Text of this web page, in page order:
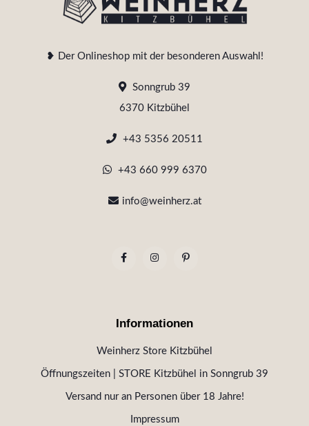
❥ Der Onlineshop mit der besonderen Auswahl!
Sonngrub 39
6370 Kitzbühel
+43 5356 20511
+43 660 999 6370
info@weinherz.at
Informationen
Weinherz Store Kitzbühel
Öffnungszeiten | STORE Kitzbühel in Sonngrub 39
Versand nur an Personen über 18 Jahre!
Impressum